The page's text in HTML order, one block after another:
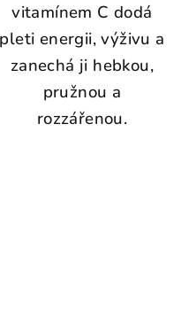
vitamínem C dodá
pleti energii, výživu a
zanechá ji hebkou,
pružnou a
rozzářenou.